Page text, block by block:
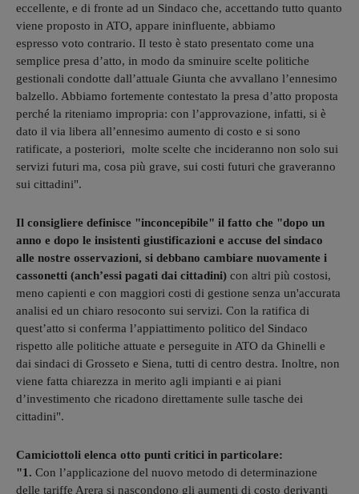
eccellente, e di fronte ad un Sindaco che, accettando tutto quanto
viene proposto in ATO, appare ininfluente, abbiamo
espresso voto contrario. Il testo è stato presentato come una
semplice presa d’atto, in modo da sminuire scelte politiche
gestionali condotte dall’attuale Giunta che avvallano l’ennesimo
balzello. Abbiamo fortemente contestato la presa d’atto proposta
perché la riteniamo impropria: con l’approvazione, infatti, si è
dato il via libera all’ennesimo aumento di costo e si sono
ratificate, a posteriori, molte scelte che incideranno non solo sui
servizi futuri ma, cosa più grave, sui costi futuri che graveranno
sui cittadini".
Il consigliere definisce "inconcepibile" il fatto che "dopo un
anno e dopo le insistenti giustificazioni e accuse del sindaco
alle nostre osservazioni, si debbano cambiare nuovamente i
cassonetti (anch’essi pagati dai cittadini) con altri più costosi,
meno capienti e con maggiori costi di gestione senza un'accurata
analisi ed un chiaro resoconto sui servizi. Con la ratifica di
quest’atto si conferma l’appiattimento politico del Sindaco
rispetto alle politiche attuate e perseguite in ATO da Ghinelli e
dai sindaci di Grosseto e Siena, tutti di centro destra. Inoltre, non
viene fatta chiarezza in merito agli impianti e ai piani
d’investimento che ricadono direttamente sulle tasche dei
cittadini".
Camiciottoli elenca otto punti critici in particolare:
"1. Con l’applicazione del nuovo metodo di determinazione
delle tariffe Arera si nascondono gli aumenti di costo derivanti